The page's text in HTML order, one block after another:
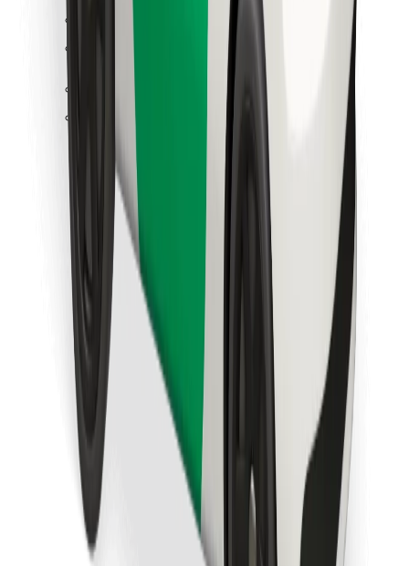
Download Bolt-appen
Find din yndlingsmad!
Download Bolt Food-appen